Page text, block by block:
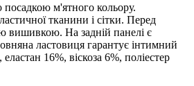
посадкою м'ятного кольору.
тканини і сітки. Перед
вишивкою. На задній панелі є
ластовиця гарантує інтимний
16%, віскоза 6%, поліестер